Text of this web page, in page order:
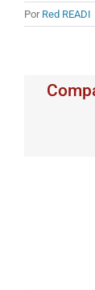
Por Red READI